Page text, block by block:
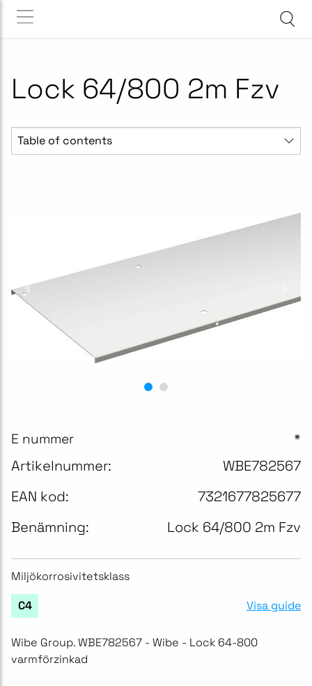
Lock 64/800 2m Fzv
Table of contents
E nummer *
Artikelnummer:
WBE782567
EAN kod:
7321677825677
Benämning:
Lock 64/800 2m Fzv
Miljökorrosivitetsklass
C4 Visa guide
Wibe Group. WBE782567 - Wibe - Lock 64-800
varmförzinkad